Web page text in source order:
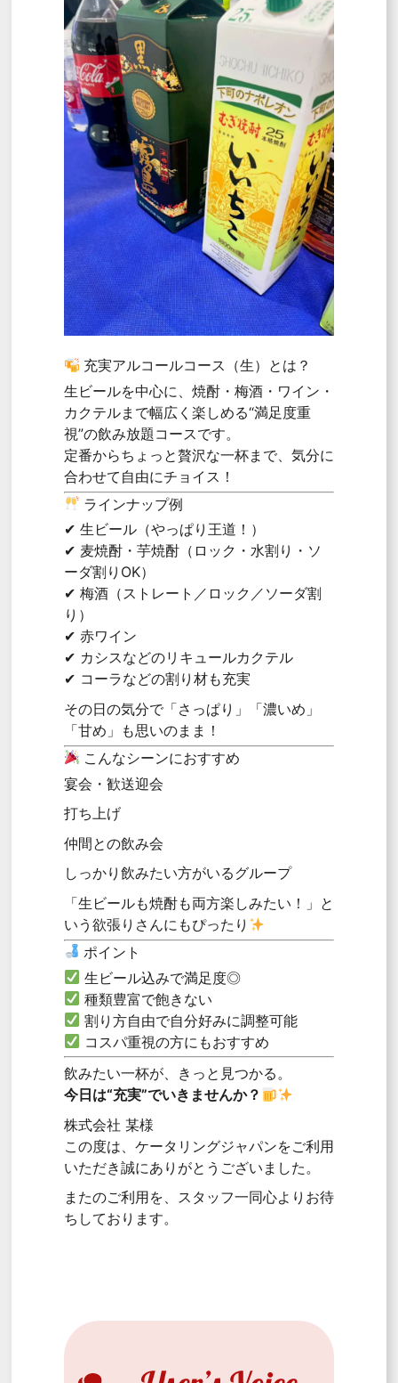
充実アルコールコース（生）とは？
生ビールを中心に、焼酎・梅酒・ワイン・
カクテルまで幅広く楽しめる“満足度重
視”の飲み放題コースです。
定番からちょっと贅沢な一杯まで、気分に
合わせて自由にチョイス！
ラインナップ例
✔ 生ビール（やっぱり王道！）
✔ 麦焼酎・芋焼酎（ロック・水割り・ソ
ーダ割りOK）
✔ 梅酒（ストレート／ロック／ソーダ割
り）
✔ 赤ワイン
✔ カシスなどのリキュールカクテル
✔ コーラなどの割り材も充実
その日の気分で「さっぱり」「濃いめ」
「甘め」も思いのまま！
こんなシーンにおすすめ
宴会・歓送迎会
打ち上げ
仲間との飲み会
しっかり飲みたい方がいるグループ
「生ビールも焼酎も両方楽しみたい！」と
いう欲張りさんにもぴったり
ポイント
生ビール込みで満足度◎
種類豊富で飽きない
割り方自由で自分好みに調整可能
コスパ重視の方にもおすすめ
飲みたい一杯が、きっと見つかる。
今日は“充実”でいきませんか？
株式会社 某様
この度は、ケータリングジャパンをご利用
いただき誠にありがとうございました。
またのご利用を、スタッフ一同心よりお待
ちしております。